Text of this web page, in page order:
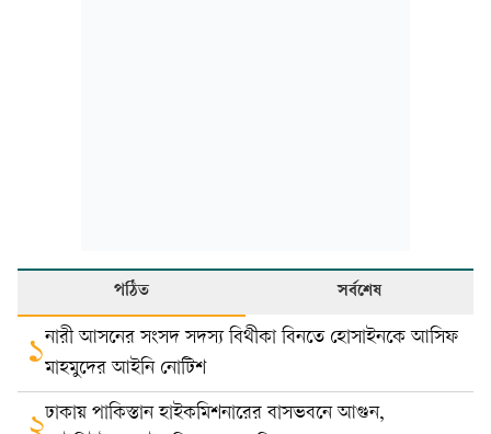
পঠিত সর্বশেষ
১নারী আসনের সংসদ সদস্য বিথীকা বিনতে হোসাইনকে আসিফ
মাহমুদের আইনি নোটিশ
ঢাকায় পাকিস্তান হাইকমিশনারের বাসভবনে আগুন,